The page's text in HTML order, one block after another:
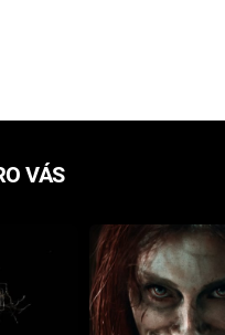
VÁS